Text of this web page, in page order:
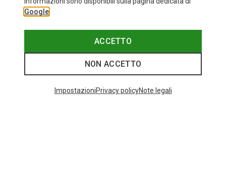
I più cercati
Google
ACCETTO
NON ACCETTO
ImpostazioniPrivacy policyNote legali